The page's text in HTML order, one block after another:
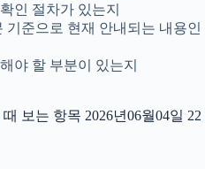
인 절차가 있는지
기준으로 현재 안내되는 내용인
야 할 부분이 있는지
보는 항목 2026년06월04일 22